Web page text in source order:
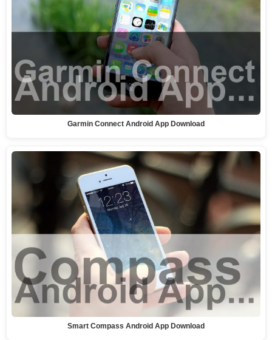
Garmin Connect Android App Download
Smart Compass Android App Download